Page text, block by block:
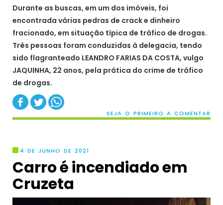
Durante as buscas, em um dos imóveis, foi
encontrada várias pedras de crack e dinheiro
fracionado, em situação típica de tráfico de drogas.
Três pessoas foram conduzidas à delegacia, tendo
sido flagranteado LEANDRO FARIAS DA COSTA, vulgo
JAQUINHA, 22 anos, pela prática do crime de tráfico
de drogas.
SEJA O PRIMEIRO A COMENTAR
4 DE JUNHO DE 2021
Carro é incendiado em
Cruzeta